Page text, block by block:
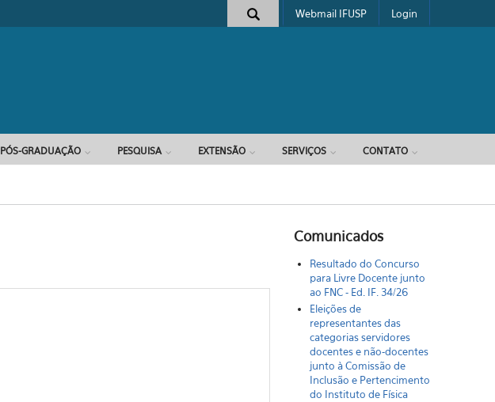
Formulário de busca
Webmail IFUSP Login
PÓS-GRADUAÇÃO PESQUISA EXTENSÃO SERVIÇOS CONTATO
Comunicados
Resultado do Concurso
para Livre Docente junto
ao FNC - Ed. IF. 34/26
Eleições de
representantes das
categorias servidores
docentes e não-docentes
junto à Comissão de
Inclusão e Pertencimento
do Instituto de Física